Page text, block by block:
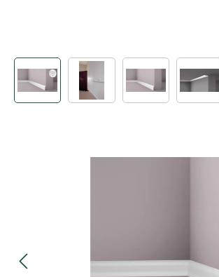
Bildergalerie überspringen